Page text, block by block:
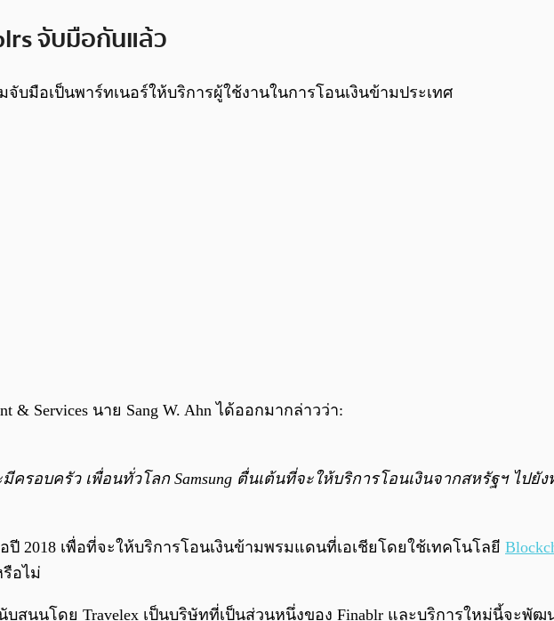
จับมือกันแล้ว
มจับมือเป็นพาร์ทเนอร์ให้บริการผู้ใช้งานในการโอนเงินข้ามประเทศ
Services นาย Sang W. Ahn ได้ออกมากล่าวว่า:
ครอบครัว เพื่อนทั่วโลก Samsung ตื่นเต้นที่จะให้บริการโอนเงินจากสหรัฐฯ ไปยั
ปี 2018 เพื่อที่จะให้บริการโอนเงินข้ามพรมแดนที่เอเชียโดยใช้เทคโนโลยี
อไม่
นับสนุนโดย Travelex เป็นบริษัทที่เป็นส่วนหนึ่งของ Finablr และบริการใหม่นี้จะพั